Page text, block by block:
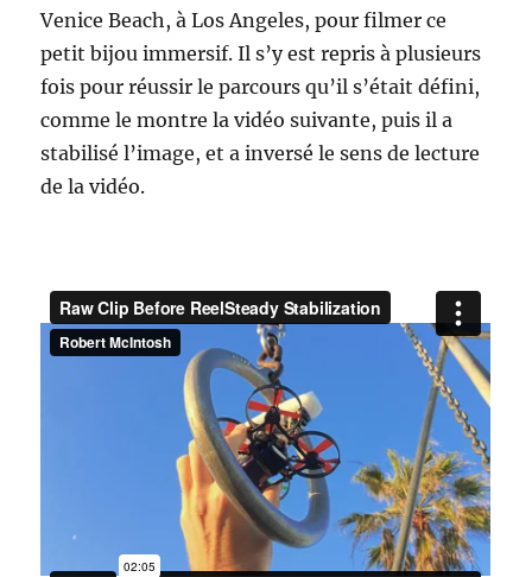
Venice Beach, à Los Angeles, pour filmer ce
petit bijou immersif. Il s’y est repris à plusieurs
fois pour réussir le parcours qu’il s’était défini,
comme le montre la vidéo suivante, puis il a
stabilisé l’image, et a inversé le sens de lecture
de la vidéo.